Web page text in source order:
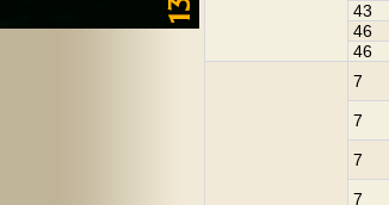
43
46
46
7
7
7
7